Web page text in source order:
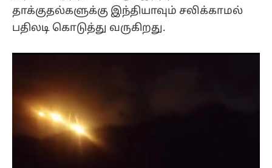
தாக்குதல்களுக்கு இந்தியாவும் சலிக்காமல்
பதிலடி கொடுத்து வருகிறது.